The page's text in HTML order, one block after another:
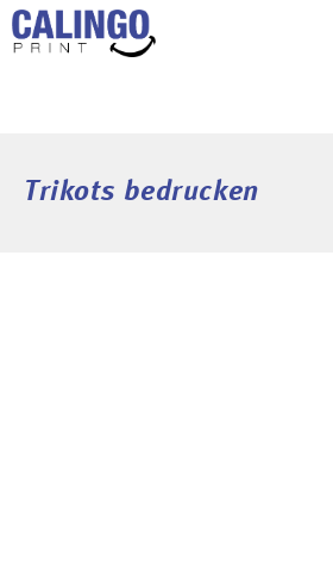
Trikots bedrucken